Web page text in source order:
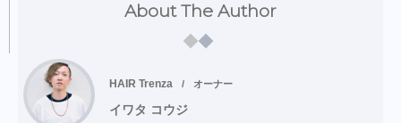
About The Author
HAIR Trenza オーナー
イワタ コウジ